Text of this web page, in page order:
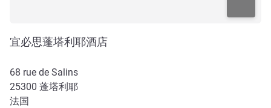
宜必思蓬塔利耶酒店
68 rue de Salins
25300 蓬塔利耶
法国